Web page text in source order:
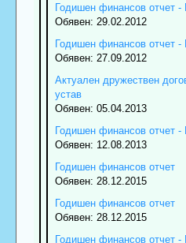
Годишен финансов отчет -
Обявен: 29.02.2012
Годишен финансов отчет -
Обявен: 27.09.2012
Актуален дружествен
устав
Обявен: 05.04.2013
Годишен финансов отчет -
Обявен: 12.08.2013
Годишен финансов отчет
Обявен: 28.12.2015
Годишен финансов отчет
Обявен: 28.12.2015
Годишен финансов отчет -